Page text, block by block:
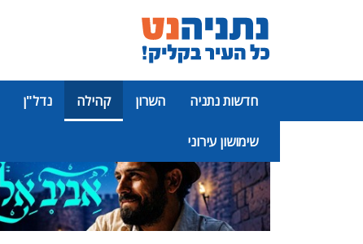
חדשות נתניה השרון קהילה נדל"ן
שימושון עירוני
פרסומת